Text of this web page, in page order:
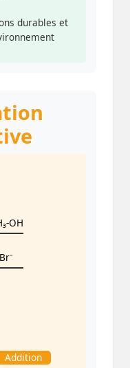
durables et
OH
Br⁻
Addition